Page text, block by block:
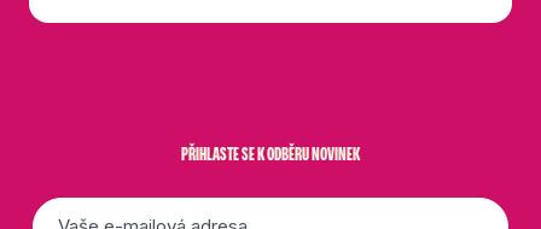
PŘIHLASTE SE K ODBĚRU NOVINEK
E-